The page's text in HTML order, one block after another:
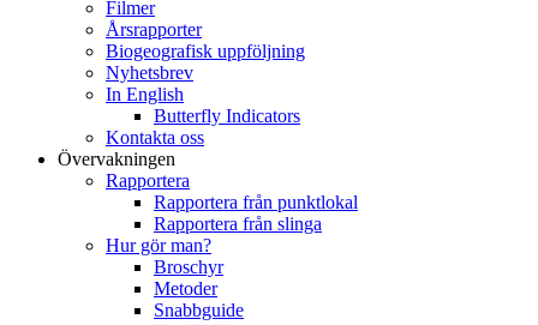
Filmer
Årsrapporter
Biogeografisk uppföljning
Nyhetsbrev
In English
Butterfly Indicators
Kontakta oss
Övervakningen
Rapportera
Rapportera från punktlokal
Rapportera från slinga
Hur gör man?
Broschyr
Metoder
Snabbguide